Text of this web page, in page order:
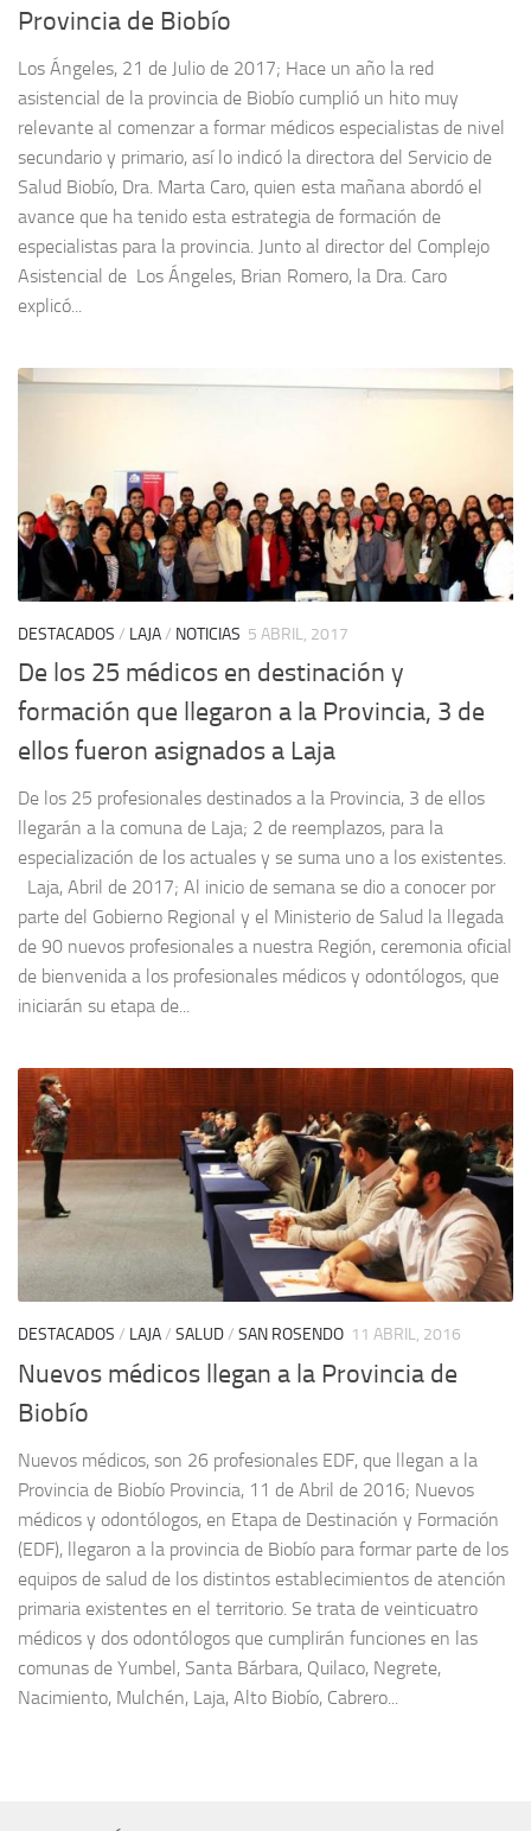
Provincia de Biobío
Los Ángeles, 21 de Julio de 2017; Hace un año la red
asistencial de la provincia de Biobío cumplió un hito muy
relevante al comenzar a formar médicos especialistas de nivel
secundario y primario, así lo indicó la directora del Servicio de
Salud Biobío, Dra. Marta Caro, quien esta mañana abordó el
avance que ha tenido esta estrategia de formación de
especialistas para la provincia. Junto al director del Complejo
Asistencial de Los Ángeles, Brian Romero, la Dra. Caro
explicó...
DESTACADOS / LAJA/ NOTICIAS 5 ABRIL, 2017
De los 25 médicos en destinación y
formación que llegaron a la Provincia, 3 de
ellos fueron asignados a Laja
De los 25 profesionales destinados a la Provincia, 3 de ellos
llegarán a la comuna de Laja; 2 de reemplazos, para la
especialización de los actuales y se suma uno a los existentes.
Laja, Abril de 2017; Al inicio de semana se dio a conocer por
parte del Gobierno Regional y el Ministerio de Salud la llegada
de 90 nuevos profesionales a nuestra Región, ceremonia oficial
de bienvenida a los profesionales médicos y odontólogos, que
iniciarán su etapa de...
DESTACADOS / LAJA/ SALUD/ SAN ROSENDO 11 ABRIL, 2016
Nuevos médicos llegan a la Provincia de
Biobío
Nuevos médicos, son 26 profesionales EDF, que llegan a la
Provincia de Biobío Provincia, 11 de Abril de 2016; Nuevos
médicos y odontólogos, en Etapa de Destinación y Formación
(EDF), llegaron a la provincia de Biobío para formar parte de los
equipos de salud de los distintos establecimientos de atención
primaria existentes en el territorio. Se trata de veinticuatro
médicos y dos odontólogos que cumplirán funciones en las
comunas de Yumbel, Santa Bárbara, Quilaco, Negrete,
Nacimiento, Mulchén, Laja, Alto Biobío, Cabrero...